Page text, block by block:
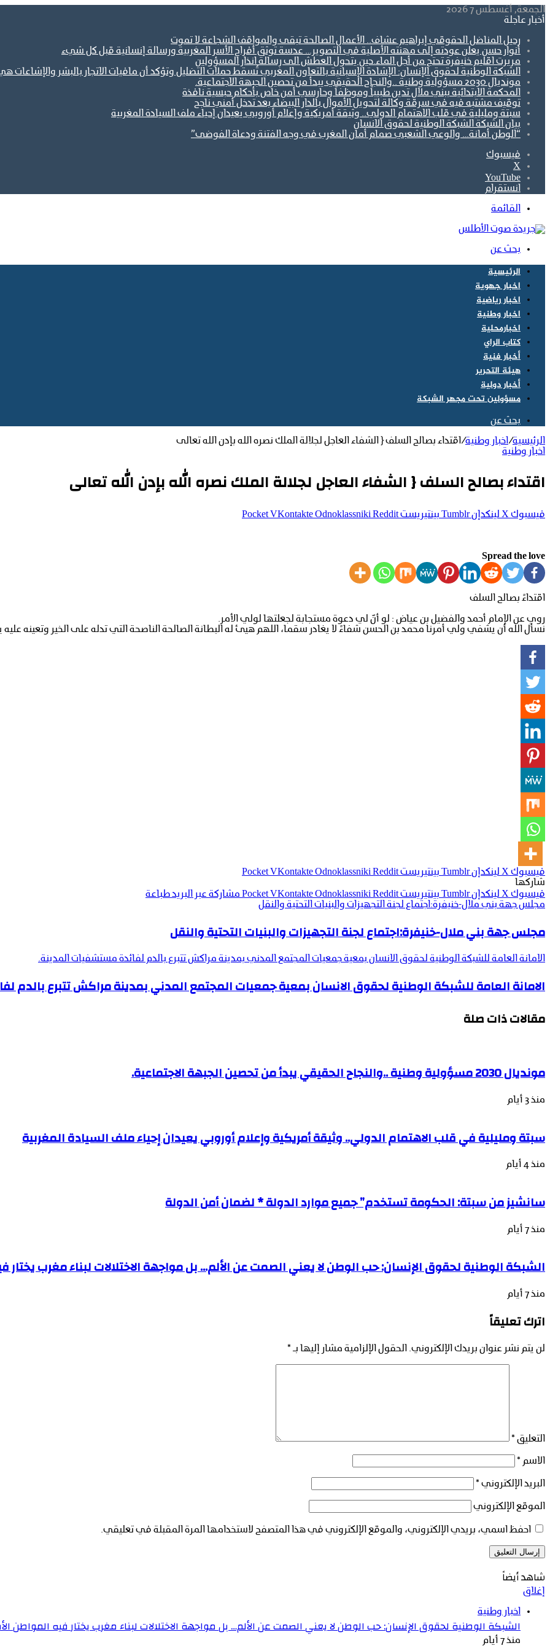
الجمعة, أغسطس 7 2026
أخبار عاجلة
رحيل المناضل الحقوقي إبراهيم عشاف.. الأعمال الصالحة تبقى والمواقف الشجاعة لا تموت
أنوار حسن يعلن عودته إلى مهنته الأصلية في التصوير… عدسة توثق أفراح الأسر المغربية ورسالة إنسانية قبل كل شيء
مريرت اقليم خنيفرة تحتج من أجل الماء.حين يتحول العطش الى رسالة انذار المسؤولين
الشبكة الوطنية لحقوق الإنسان: الإشادة الإسبانية بالتعاون المغربي تُسقط حملات التضليل وتؤكد أن مافيات الاتجار بالبشر
مونديال 2030 مسؤولية وطنية ..والنجاح الحقيقي يبدأ من تحصين الجبهة الاجتماعية.
المحكمة الابتدائية ببني ملال تدين طبيباً وموظفاً وحارسي أمن خاص بأحكام حبسية نافذة
توقيف مشتبه فيه في سرقة وكالة لتحويل الأموال بالدار البيضاء بعد تدخل أمني ناجح
سبتة ومليلية في قلب الاهتمام الدولي.. وثيقة أمريكية وإعلام أوروبي يعيدان إحياء ملف السيادة المغربية
بيان الشبكة الشبكة الوطنية لحقوق الانسان
“الوطن أمانة… والوعي الشعبي صمام أمان المغرب في وجه الفتنة ودعاة الفوضى”
فيسبوك
‫X
‫YouTube
انستقرام
القائمة
بحث عن
الرئيسية
اخبار جهوية
اخبار رياضية
اخبار وطنية
اخبارمحلية
كتاب الراي
أخبار فنية
هيئة التحرير
أخبار دولية
مسؤولين تحت مجهر الشبكة
بحث عن
الرئيسية/ اخبار وطنية/ اقتداء بصالح السلف { الشفاء العاجل لجلالة الملك نصره الله بإدن الله تعالى
اخبار وطنية
اقتداء بصالح السلف { الشفاء العاجل لجلالة الملك نصره الله بإدن الله تعالى
فيسبوك‫X لينكدإن بينتيريست Odnoklassniki
‫Pocket
Spread the love
اقتداءً بصالح السلف
روي عن الإمام أحمد والفضيل بن عياض : لو أنّ لي دعوة مستجابة لجعلتها لولي الأمر.
نسأل الله أن يشفي ولي أمرنا محمد بن الحسن شفاءً لا يغادر سقما، اللهم هيئ له البطانة الصالحة الناصحة التي تدله على الخير وتعينه عليه يا
فيسبوك‫X لينكدإن بينتيريست Odnoklassniki
‫Pocket
شاركها
فيسبوك‫X لينكدإن بينتيريست Odnoklassniki
‫Pocket مشاركة عبر البريدطباعة
مجلس جهة بني ملال-خنيفرة:اجتماع لجنة التجهيزات والبنيات التحتية والنقل
مجلس جهة بني ملال-خنيفرة:اجتماع لجنة التجهيزات والبنيات التحتية والنقل
الامانة العامة للشبكة الوطنية لحقوق الانسان بمعية جمعيات المجتمع المدني بمدينة مراكش تتبرع بالدم لفائدة مستشفيات المدينة.
الامانة العامة للشبكة الوطنية لحقوق الانسان بمعية جمعيات المجتمع المدني بمدينة مراكش تتبرع بالدم
مقالات ذات صلة
مونديال 2030 مسؤولية وطنية ..والنجاح الحقيقي يبدأ من تحصين الجبهة الاجتماعية.
منذ 3 أيام
سبتة ومليلية في قلب الاهتمام الدولي.. وثيقة أمريكية وإعلام أوروبي يعيدان إحياء ملف السيادة المغربية
منذ 4 أيام
سانشيز من سبتة: الحكومة تستخدم” جميع موارد الدولة * لضمان أمن الدولة
منذ 7 أيام
الشبكة الوطنية لحقوق الإنسان: حب الوطن لا يعني الصمت عن الألم… بل مواجهة الاختلالات لبناء مغرب يختار
منذ 7 أيام
اترك تعليقاً
لن يتم نشر عنوان بريدك الإلكتروني. الحقول الإلزامية مشار إليها بـ *
التعليق *
الاسم *
البريد الإلكتروني *
الموقع الإلكتروني
احفظ اسمي، بريدي الإلكتروني، والموقع الإلكتروني في هذا المتصفح لاستخدامها المرة المقبلة في تعليقي.
شاهد أيضاً
إغلاق
اخبار وطنية
الشبكة الوطنية لحقوق الإنسان: حب الوطن لا يعني الصمت عن الألم… بل مواجهة الاختلالات لبناء مغرب يختار فيه المواطن
منذ 7 أيام